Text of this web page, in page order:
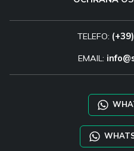
TELEFO:
EMAIL: